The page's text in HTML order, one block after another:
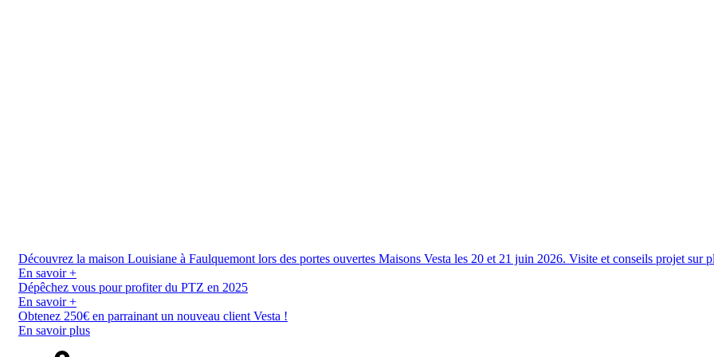
Découvrez la maison Louisiane à Faulquemont lors des portes ouvertes Maisons Vesta les 20 et 21 juin 2026. Visite et conseils projet sur
En savoir +
Dépêchez vous pour profiter du PTZ en 2025
En savoir +
Obtenez 250€ en parrainant un nouveau client Vesta !
En savoir plus